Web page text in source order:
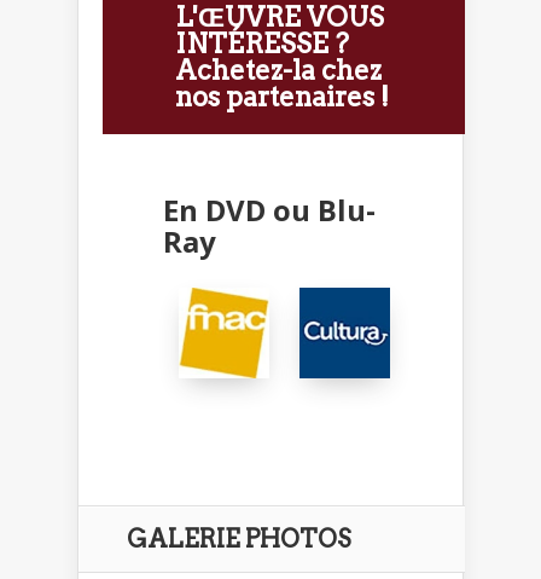
L'ŒUVRE VOUS
INTÉRESSE ?
Achetez-la chez
nos partenaires !
En DVD ou Blu-
Ray
GALERIE PHOTOS